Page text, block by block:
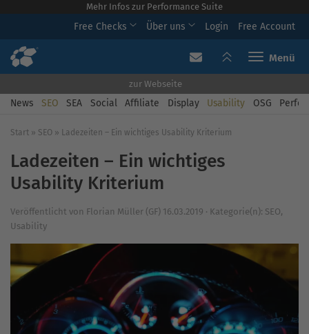
Mehr Infos zur Performance Suite
Free Checks Über uns Login Free Account
Toggle
zur Webseite
News SEO SEA Social Affiliate Display Usability OSG
Start » SEO » Ladezeiten – Ein wichtiges Usability Kriterium
Ladezeiten – Ein wichtiges
Usability Kriterium
Veröffentlicht von Florian Müller (GF) 16.03.2019 · Kategorie(n): SEO,
Usability